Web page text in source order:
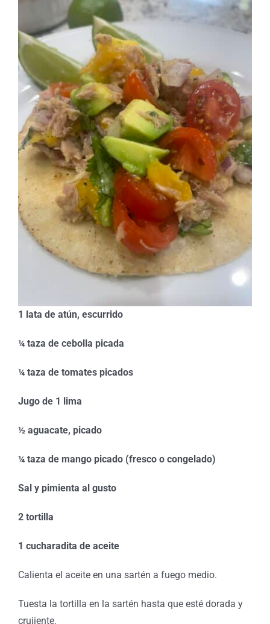
1 lata de atún, escurrido
¼ taza de cebolla picada
¼ taza de tomates picados
Jugo de 1 lima
½ aguacate, picado
¼ taza de mango picado (fresco o congelado)
Sal y pimienta al gusto
2 tortilla
1 cucharadita de aceite
Calienta el aceite en una sartén a fuego medio.
Tuesta la tortilla en la sartén hasta que esté dorada y
crujiente.